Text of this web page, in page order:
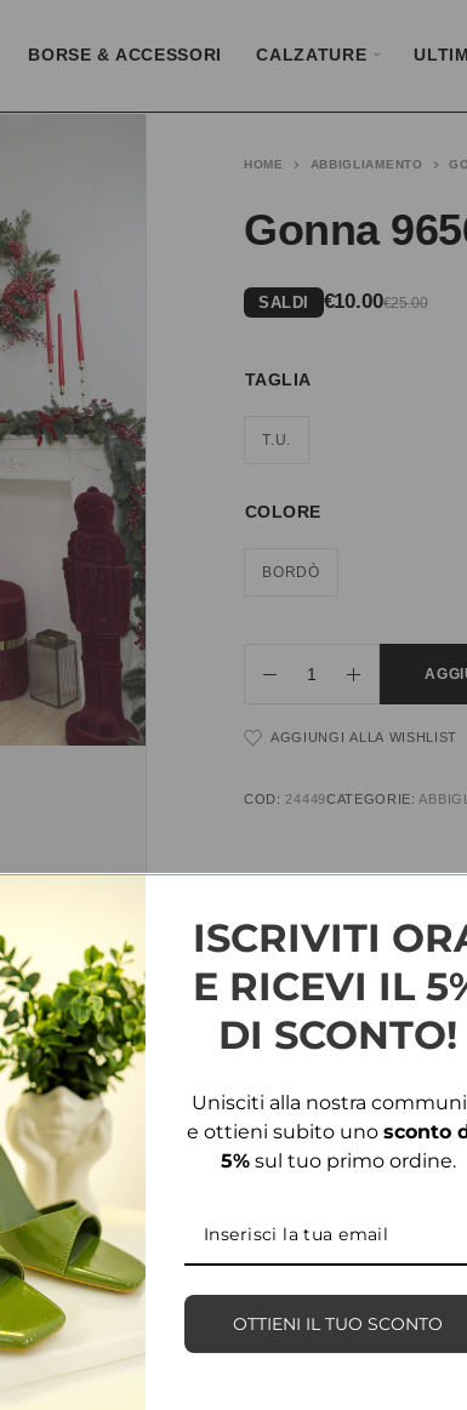
BORSE & ACCESSORI CALZATURE
HOME ABBIGLIAMENTO
Gonna
SALDI €25.00
€10.00
TAGLIA
T.U.
COLORE
BORDÒ
AGGIUNGI ALLA WISHLIST
COD: 24449CATEGORIE:
INFORMAZIONI
TAGLIA T.U.
ISCRIVITI
E RICEVI IL
DI SCONTO!
Unisciti alla nostra
e ottieni subito uno sconto
5%sul tuo primo ordine.
OTTIENI IL TUO SCONTO